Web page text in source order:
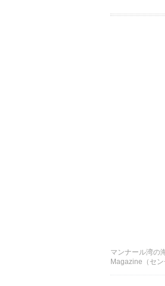
マンナール湾の
Magazine（セン